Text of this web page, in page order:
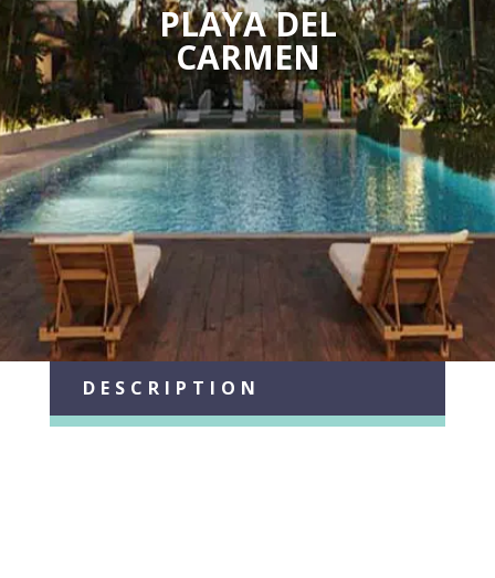
PLAYA DEL
CARMEN
DESCRIPTION